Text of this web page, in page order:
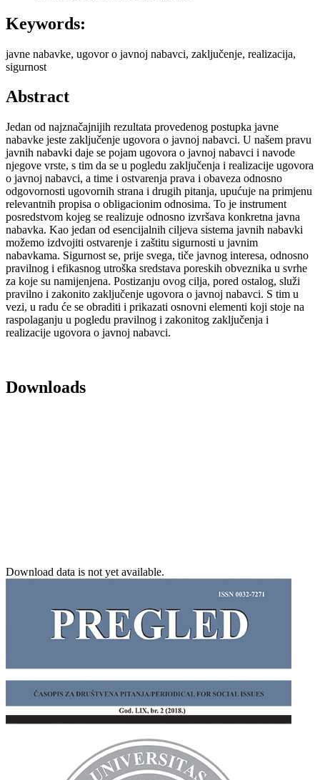
Keywords:
javne nabavke, ugovor o javnoj nabavci, zaključenje, realizacija,
sigurnost
Abstract
Jedan od najznačajnijih rezultata provedenog postupka javne
nabavke jeste zaključenje ugovora o javnoj nabavci. U našem pravu
javnih nabavki daje se pojam ugovora o javnoj nabavci i navode
njegove vrste, s tim da se u pogledu zaključenja i realizacije ugovora
o javnoj nabavci, a time i ostvarenja prava i obaveza odnosno
odgovornosti ugovornih strana i drugih pitanja, upućuje na primjenu
relevantnih propisa o obligacionim odnosima. To je instrument
posredstvom kojeg se realizuje odnosno izvršava konkretna javna
nabavka. Kao jedan od esencijalnih ciljeva sistema javnih nabavki
možemo izdvojiti ostvarenje i zaštitu sigurnosti u javnim
nabavkama. Sigurnost se, prije svega, tiče javnog interesa, odnosno
pravilnog i efikasnog utroška sredstava poreskih obveznika u svrhe
za koje su namijenjena. Postizanju ovog cilja, pored ostalog, služi
pravilno i zakonito zaključenje ugovora o javnoj nabavci. S tim u
vezi, u radu će se obraditi i prikazati osnovni elementi koji stoje na
raspolaganju u pogledu pravilnog i zakonitog zaključenja i
realizacije ugovora o javnoj nabavci.
Downloads
Download data is not yet available.